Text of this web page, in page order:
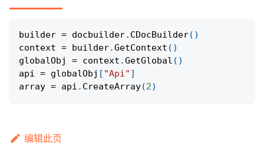
builder = docbuilder. CDocBuilder( )
context = builder.GetContext ( )
globalObj = context .GetGlobal ( )
api = globalObj [ "Api" ]
array = api . CreateArray(2)
编辑此页